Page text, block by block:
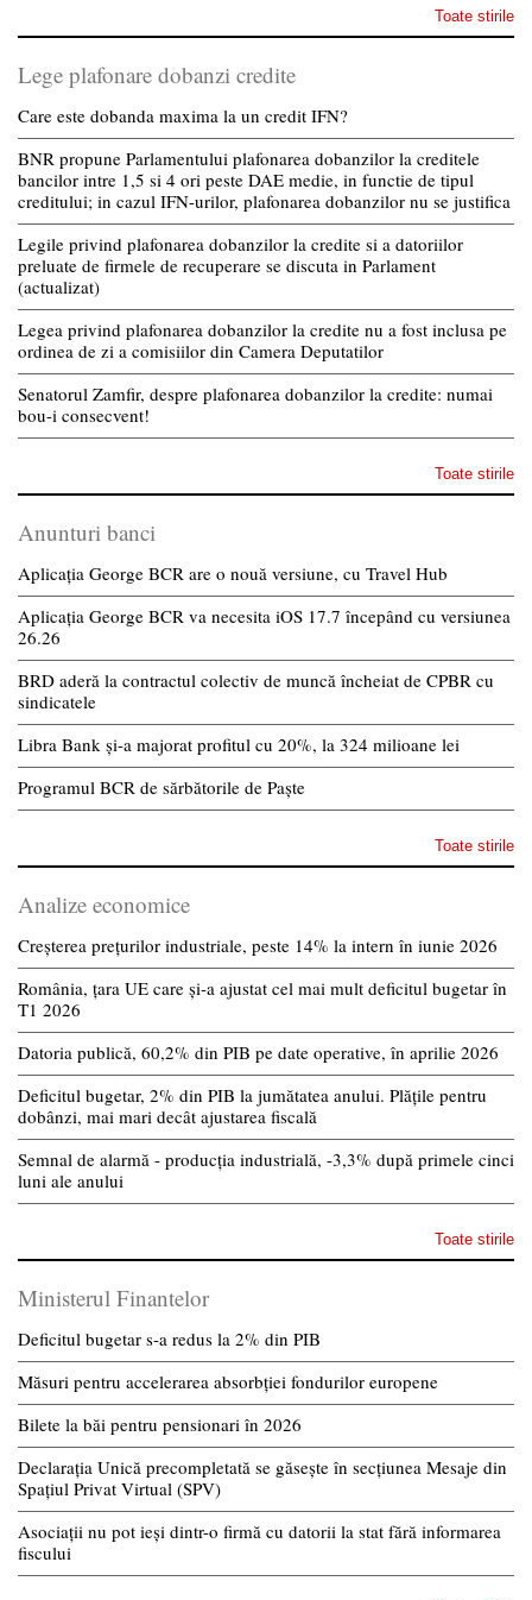
Toate stirile
Lege plafonare dobanzi credite
Care este dobanda maxima la un credit IFN?
BNR propune Parlamentului plafonarea dobanzilor la creditele
bancilor intre 1,5 si 4 ori peste DAE medie, in functie de tipul
creditului; in cazul IFN-urilor, plafonarea dobanzilor nu se justifica
Legile privind plafonarea dobanzilor la credite si a datoriilor
preluate de firmele de recuperare se discuta in Parlament
(actualizat)
Legea privind plafonarea dobanzilor la credite nu a fost inclusa pe
ordinea de zi a comisiilor din Camera Deputatilor
Senatorul Zamfir, despre plafonarea dobanzilor la credite: numai
bou-i consecvent!
Toate stirile
Anunturi banci
Aplicația George BCR are o nouă versiune, cu Travel Hub
Aplicația George BCR va necesita iOS 17.7 începând cu versiunea
26.26
BRD aderă la contractul colectiv de muncă încheiat de CPBR cu
sindicatele
Libra Bank și-a majorat profitul cu 20%, la 324 milioane lei
Programul BCR de sărbătorile de Paște
Toate stirile
Analize economice
Creșterea prețurilor industriale, peste 14% la intern în iunie 2026
România, țara UE care și-a ajustat cel mai mult deficitul bugetar în
T1 2026
Datoria publică, 60,2% din PIB pe date operative, în aprilie 2026
Deficitul bugetar, 2% din PIB la jumătatea anului. Plățile pentru
dobânzi, mai mari decât ajustarea fiscală
Semnal de alarmă - producția industrială, -3,3% după primele cinci
luni ale anului
Toate stirile
Ministerul Finantelor
Deficitul bugetar s-a redus la 2% din PIB
Măsuri pentru accelerarea absorbției fondurilor europene
Bilete la băi pentru pensionari în 2026
Declarația Unică precompletată se găsește în secțiunea Mesaje din
Spațiul Privat Virtual (SPV)
Asociații nu pot ieși dintr-o firmă cu datorii la stat fără informarea
fiscului